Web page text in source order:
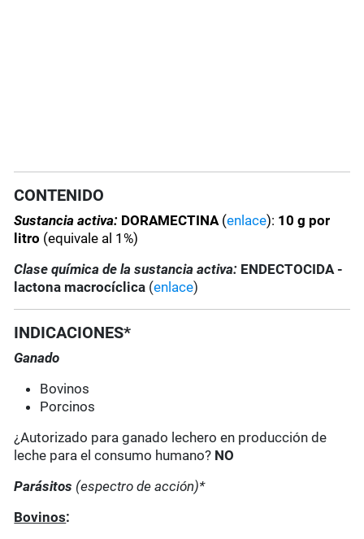
CONTENIDO
Sustancia activa: DORAMECTINA (enlace): 10 g por
litro (equivale al 1%)
Clase química de la sustancia activa: ENDECTOCIDA -
lactona macrocíclica (enlace)
INDICACIONES*
Ganado
Bovinos
Porcinos
¿Autorizado para ganado lechero en producción de
leche para el consumo humano? NO
Parásitos (espectro de acción)*
Bovinos: